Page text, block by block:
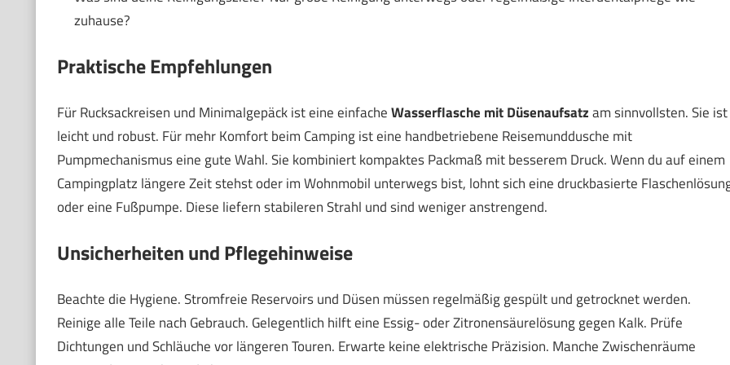
zuhause?
Praktische Empfehlungen
Für Rucksackreisen und Minimalgepäck ist eine einfacheWasserflasche mit Düsenaufsatzam sinnvollsten. Sie ist
leicht und robust. Für mehr Komfort beim Camping ist eine handbetriebene Reisemunddusche mit
Pumpmechanismus eine gute Wahl. Sie kombiniert kompaktes Packmaß mit besserem Druck. Wenn du auf einem
Campingplatz längere Zeit stehst oder im Wohnmobil unterwegs bist, lohnt sich eine druckbasierte
oder eine Fußpumpe. Diese liefern stabileren Strahl und sind weniger anstrengend.
Unsicherheiten und Pflegehinweise
Beachte die Hygiene. Stromfreie Reservoirs und Düsen müssen regelmäßig gespült und getrocknet werden.
Reinige alle Teile nach Gebrauch. Gelegentlich hilft eine Essig- oder Zitronensäurelösung gegen Kalk. Prüfe
Dichtungen und Schläuche vor längeren Touren. Erwarte keine elektrische Präzision. Manche Zwischenräume